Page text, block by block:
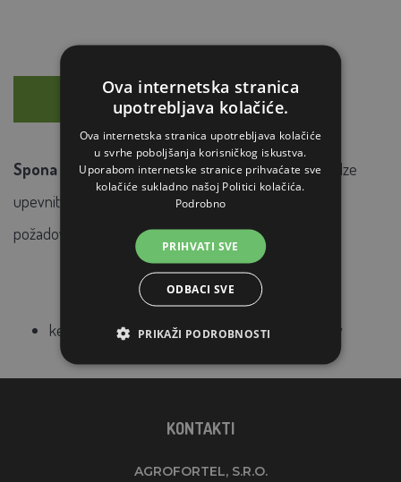
SAVJETOVANJE
Spona k ohrádce na kuřata 52709. Pomocí spony lze
upevnit jednotlivé stěny, a vytvořit tak ohrádku
požadovaných rozměrů a tvarů.
ke spojení 2 stěn k sobě, jsou zapotřebí 2 spony
KONTAKTI
AGROFORTEL, S.R.O.
Ova internetska stranica
upotrebljava kolačiće.
Ova internetska stranica upotrebljava kolačiće
u svrhe poboljšanja korisničkog iskustva.
Uporabom internetske stranice prihvaćate sve
kolačiće sukladno našoj Politici kolačića.
Podrobno
PRIHVATI SVE
ODBACI SVE
PRIKAŽI PODROBNOSTI